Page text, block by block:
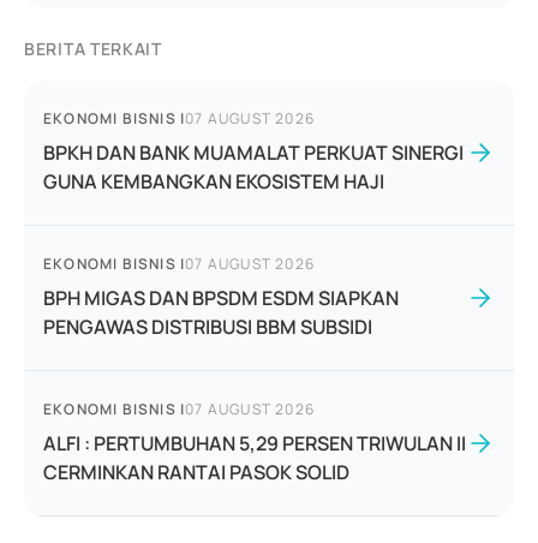
BERITA TERKAIT
EKONOMI BISNIS |07 AUGUST 2026
BPKH DAN BANK MUAMALAT PERKUAT SINERGI
GUNA KEMBANGKAN EKOSISTEM HAJI
EKONOMI BISNIS |07 AUGUST 2026
BPH MIGAS DAN BPSDM ESDM SIAPKAN
PENGAWAS DISTRIBUSI BBM SUBSIDI
EKONOMI BISNIS |07 AUGUST 2026
ALFI : PERTUMBUHAN 5,29 PERSEN TRIWULAN II
CERMINKAN RANTAI PASOK SOLID